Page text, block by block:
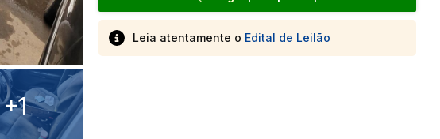
+1
Leia atentamente o Edital de Leilão